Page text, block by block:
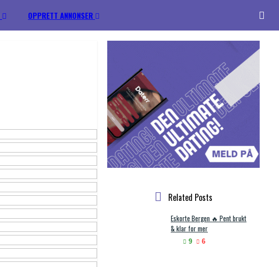
OPPRETT ANNONSER
Related Posts
Eskorte Bergen 🔥 Pent brukt
& klar for mer
9 6